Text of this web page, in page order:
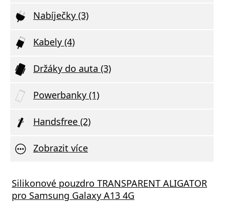
Nabíječky (3)
Kabely (4)
Držáky do auta (3)
Powerbanky (1)
Handsfree (2)
Zobrazit více
Silikonové pouzdro TRANSPARENT ALIGATOR
pro Samsung Galaxy A13 4G